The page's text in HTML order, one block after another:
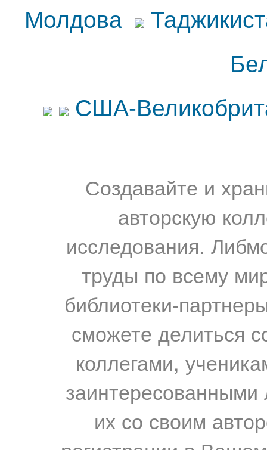
Молдова
США-
Создавайте и
авторскую
исследования.
труды по всему
библиотеки-
сможете делиться
коллегами,
их со своим